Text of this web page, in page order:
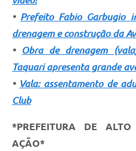
• Prefeito Fabio Garbugio
drenagem e construção da
•
Obra de drenagem
Taquari apresenta grande
• Vala: assentamento de
Club
*PREFEITURA DE
AÇÃO*